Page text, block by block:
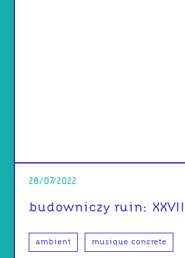
28/07/2022
budowniczy ruin: XXVIII
ambient musique concrete